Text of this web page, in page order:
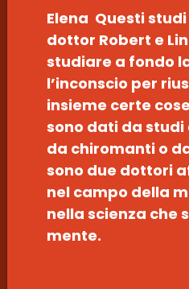
Elena Questi
dottor Robert e
studiare a fondo
l’inconscio per
insieme certe
sono dati da
da chiromanti o
sono due dottori
nel campo della
nella scienza che
mente.